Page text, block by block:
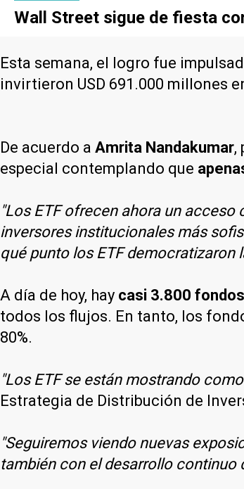
Wall Street sigue de fiesta
Esta semana, el logro fue
invirtieron USD 691.000 millones
De acuerdo a Amrita Nandakumar,
especial contemplando que
"Los ETF ofrecen ahora un
inversores institucionales más
qué punto los ETF democratizaron
A día de hoy, hay casi 3.800
todos los flujos. En tanto, los
80%.
"Los ETF se están mostrando
Estrategia de Distribución de
"Seguiremos viendo nuevas
también con el desarrollo continuo